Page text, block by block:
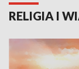
RELIGIA I